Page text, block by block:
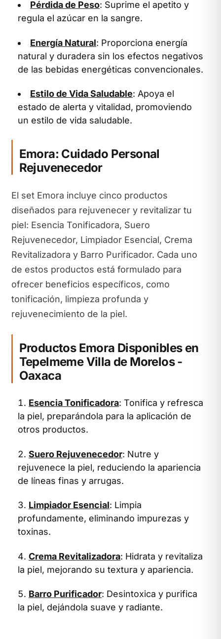
Pérdida de Peso: Suprime el apetito y
regula el azúcar en la sangre.
Energía Natural: Proporciona energía
natural y duradera sin los efectos negativos
de las bebidas energéticas convencionales.
Estilo de Vida Saludable: Apoya el
estado de alerta y vitalidad, promoviendo
un estilo de vida saludable.
Emora: Cuidado Personal
Rejuvenecedor
El set Emora incluye cinco productos
diseñados para rejuvenecer y revitalizar tu
piel: Esencia Tonificadora, Suero
Rejuvenecedor, Limpiador Esencial, Crema
Revitalizadora y Barro Purificador. Cada uno
de estos productos está formulado para
ofrecer beneficios específicos, como
tonificación, limpieza profunda y
rejuvenecimiento de la piel.
Productos Emora Disponibles en
Tepelmeme Villa de Morelos -
Oaxaca
Esencia Tonificadora: Tonifica y refresca
la piel, preparándola para la aplicación de
otros productos.
Suero Rejuvenecedor: Nutre y
rejuvenece la piel, reduciendo la apariencia
de líneas finas y arrugas.
Limpiador Esencial: Limpia
profundamente, eliminando impurezas y
toxinas.
Crema Revitalizadora: Hidrata y revitaliza
la piel, mejorando su textura y apariencia.
Barro Purificador: Desintoxica y purifica
la piel, dejándola suave y radiante.